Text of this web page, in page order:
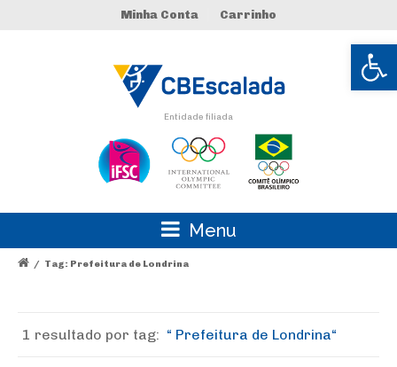
Abrir
Minha Conta Carrinho
Entidade filiada
Menu
/ Tag: Prefeitura de Londrina
1 resultado por tag: Prefeitura de Londrina